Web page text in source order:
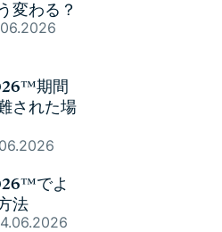
変わる？
期間
された場
でよ
法